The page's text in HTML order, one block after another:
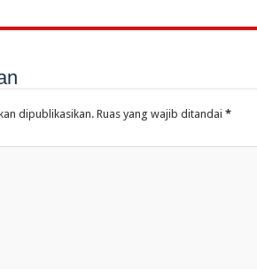
dipublikasikan. Ruas yang wajib ditandai *